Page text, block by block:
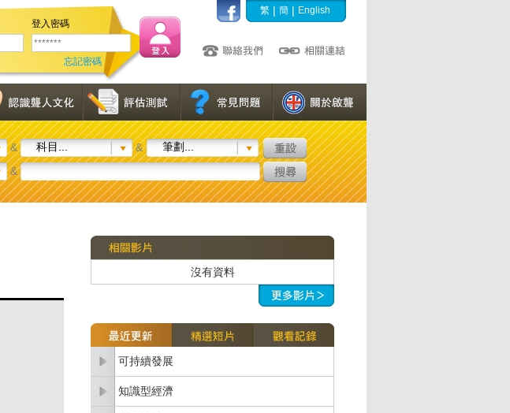
登入密碼
忘記密碼
繁 | 簡 | English
& 科目... &
筆劃...
&
沒有資料
可持續發展
知識型經濟